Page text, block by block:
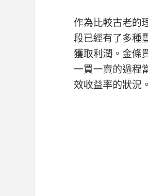
作為比較古老的
段已經有了多種
獲取利潤。金條
一買一賣的過程
效收益率的狀況。